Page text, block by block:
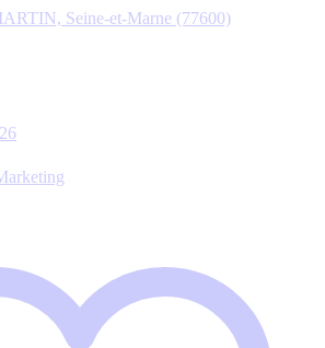
Seine-et-Marne (77600)